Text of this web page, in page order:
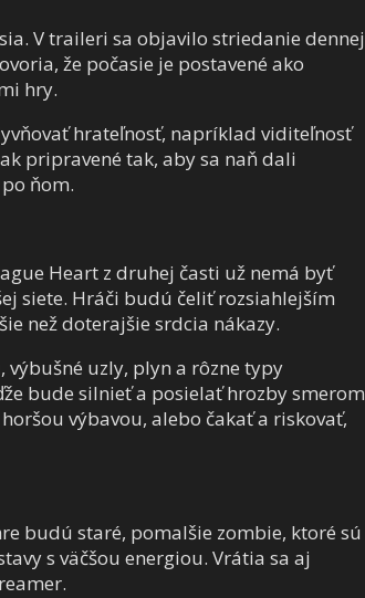
V traileri sa objavilo striedanie dennej
že počasie je postavené ako
hry.
hrateľnosť, napríklad viditeľnosť
pripravené tak, aby sa naň dali
ňom.
Heart z druhej časti už nemá byť
siete. Hráči budú čeliť rozsiahlejším
než doterajšie srdcia nákazy.
uzly, plyn a rôzne typy
bude silnieť a posielať hrozby smerom
výbavou, alebo čakať a riskovať,
budú staré, pomalšie zombie, ktoré sú
s väčšou energiou. Vrátia sa aj